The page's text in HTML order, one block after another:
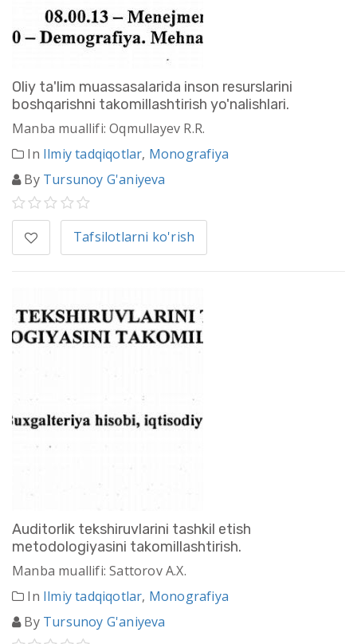
Oliy ta'lim muassasalarida inson resurslarini
boshqarishni takomillashtirish yo'nalishlari.
Manba muallifi: Oqmullayev R.R.
In Ilmiy tadqiqotlar, Monografiya
By Tursunoy G'aniyeva
Tafsilotlarni ko'rish
Auditorlik tekshiruvlarini tashkil etish
metodologiyasini takomillashtirish.
Manba muallifi: Sattorov A.X.
In Ilmiy tadqiqotlar, Monografiya
By Tursunoy G'aniyeva